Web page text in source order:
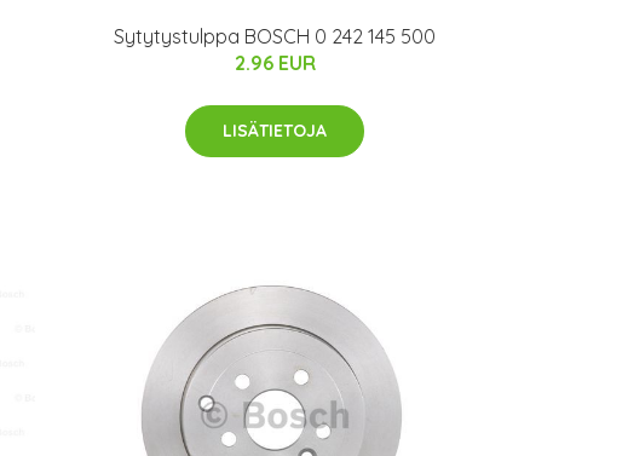
Sytytystulppa BOSCH 0 242 145 500
2.96 EUR
LISÄTIETOJA